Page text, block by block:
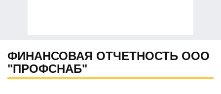
ФИНАНСОВАЯ ОТЧЕТНОСТЬ ООО
"ПРОФСНАБ"